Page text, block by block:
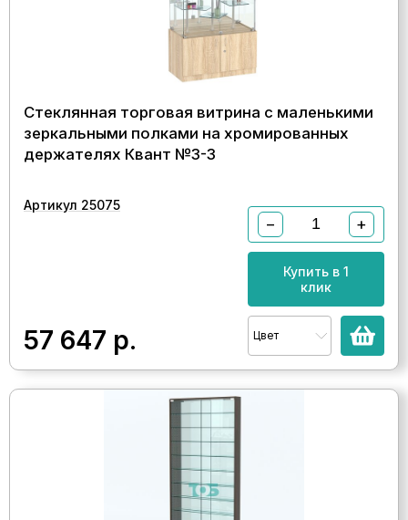
Стеклянная торговая витрина с маленькими
зеркальными полками на хромированных
держателях Квант №3-3
Артикул 25075
57 647 р.
− +
Купить в 1
клик
Цвет